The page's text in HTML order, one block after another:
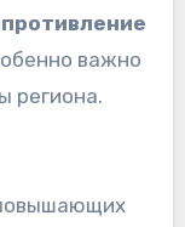
важно
региона.